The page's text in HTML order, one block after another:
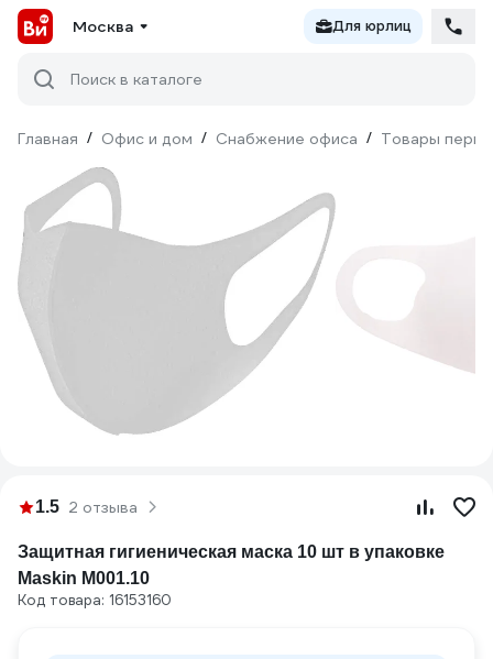
Москва Для юрлиц
Поиск в каталоге
Главная / Офис и дом / Снабжение офиса / Товары
1.5 2 отзыва
Защитная гигиеническая маска 10 шт в упаковке
Maskin M001.10
Код товара: 16153160